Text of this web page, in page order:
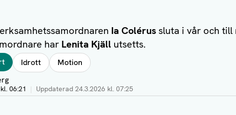
Ia Colérussluta i vår och till
har Lenita Kjäll utsetts.
Idrott Motion
06:21 Uppdaterad 24.3.2026 kl. 07:25